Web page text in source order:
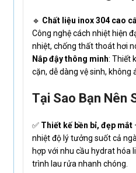
🔹 Chất liệu inox 304 cao
Công nghệ cách nhiệt hiện
nhiệt, chống thất thoát hơi
Nắp đậy thông minh: Thiết
cặn, dễ dàng vệ sinh,
Tại Sao Bạn Nên
✅ Thiết kế bền bỉ, đẹp mắt
nhiệt độ lý tưởng suốt cả
hợp với nhu cầu hydrat hóa
trình lau rửa nhanh chóng.